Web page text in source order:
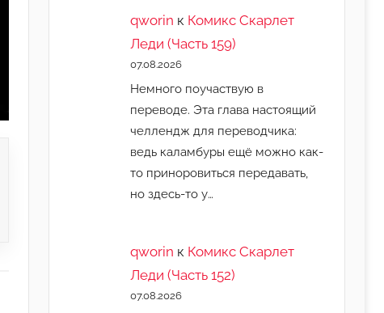
qworin к Комикс Скарлет
Леди (Часть 159)
07.08.2026
Немного поучаствую в
переводе. Эта глава настоящий
челлендж для переводчика:
ведь каламбуры ещё можно как-
то приноровиться передавать,
но здесь-то у…
qworin к Комикс Скарлет
Леди (Часть 152)
07.08.2026